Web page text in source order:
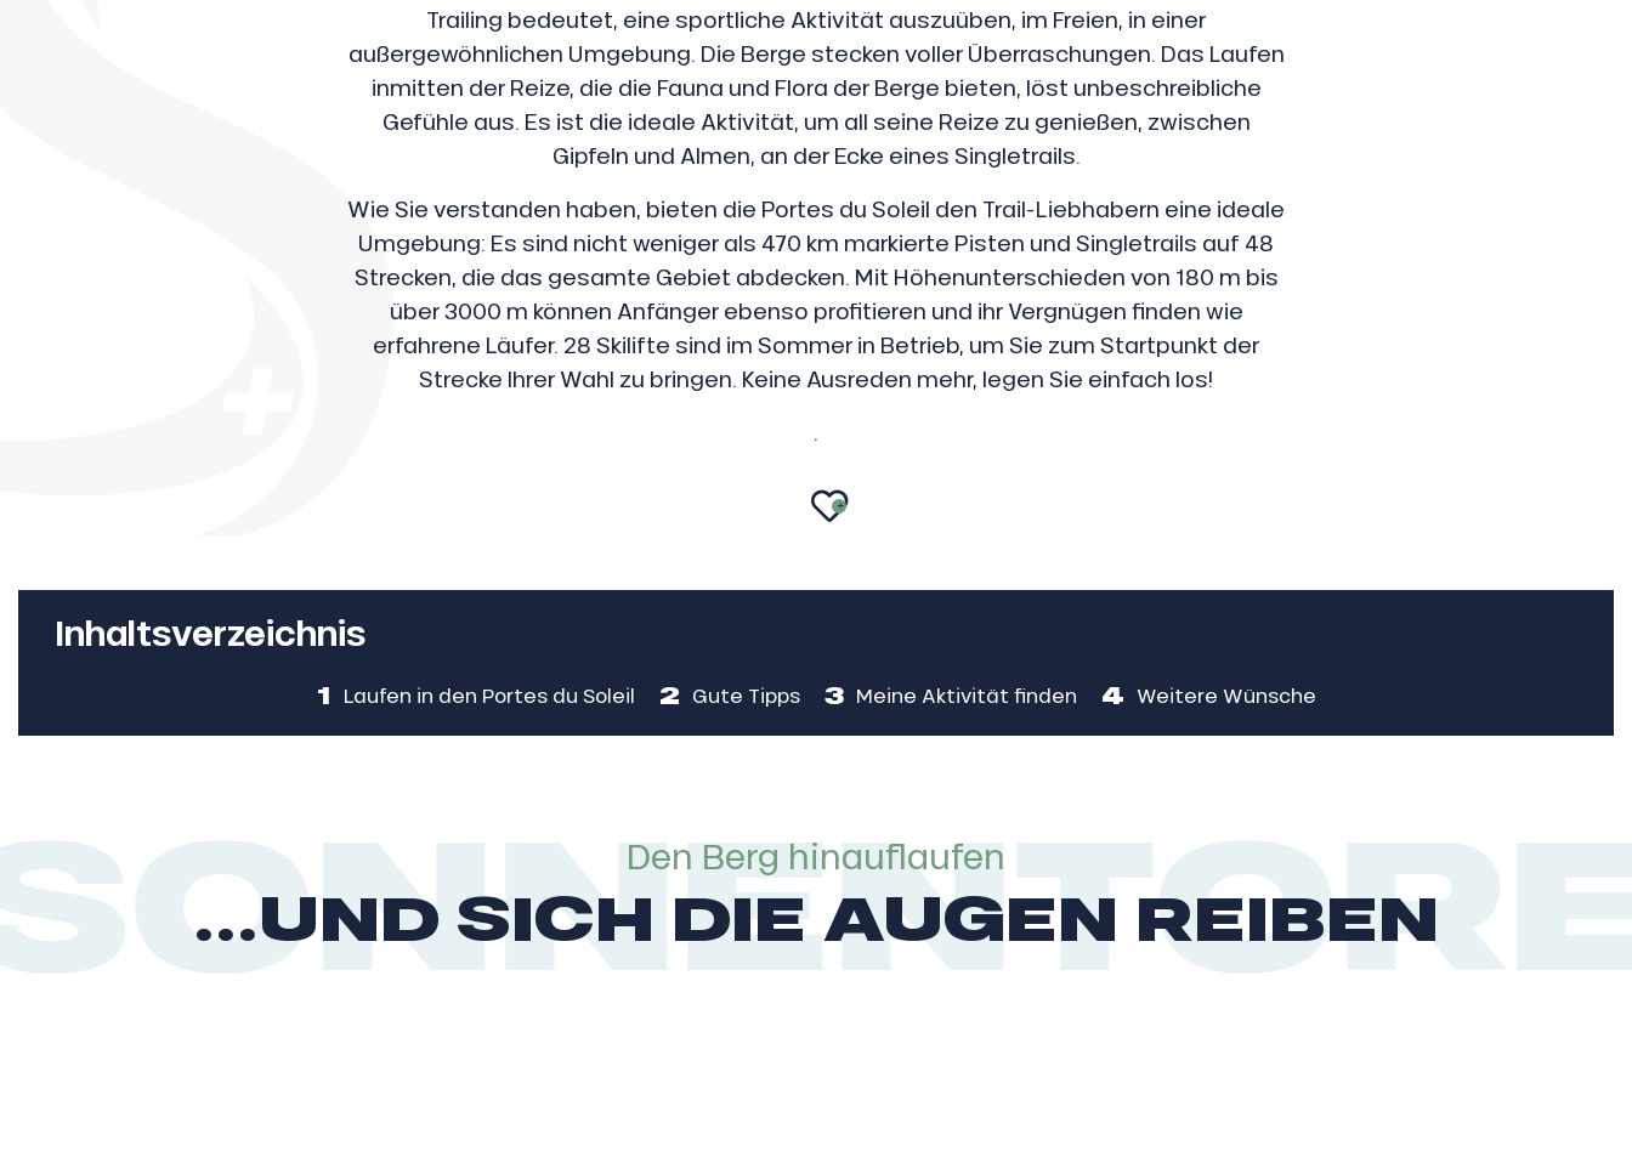
Glisse
Trailing bedeutet, eine sportliche Aktivität auszuüben, im Freien, in einer
außergewöhnlichen Umgebung. Die Berge stecken voller Überraschungen. Das Laufen
inmitten der Reize, die die Fauna und Flora der Berge bieten, löst unbeschreibliche
Gefühle aus. Es ist die ideale Aktivität, um all seine Reize zu genießen, zwischen
Gipfeln und Almen, an der Ecke eines Singletrails.
Wie Sie verstanden haben, bieten die Portes du Soleil den Trail-Liebhabern eine ideale
Umgebung: Es sind nicht weniger als 470 km markierte Pisten und Singletrails auf 48
Strecken, die das gesamte Gebiet abdecken. Mit Höhenunterschieden von 180 m bis
über 3000 m können Anfänger ebenso profitieren und ihr Vergnügen finden wie
erfahrene Läufer. 28 Skilifte sind im Sommer in Betrieb, um Sie zum Startpunkt der
Strecke Ihrer Wahl zu bringen. Keine Ausreden mehr, legen Sie einfach los!
.
AJOUTER AUX FAVORIS
Inhaltsverzeichnis
1 Laufen in den Portes du Soleil 2 Gute Tipps 3 Meine Aktivität finden 4 Weitere Wünsche
Den Berg hinauflaufen
...UND SICH DIE AUGEN REIBEN